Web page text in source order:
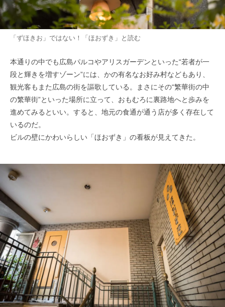
「ずほきお」ではない！「ほおずき」と読む
本通りの中でも広島パルコやアリスガーデンといった“若者が一
段と輝きを増すゾーン”には、かの有名なお好み村などもあり、
観光客もまた広島の街を謳歌している。まさにその“繁華街の中
の繁華街”といった場所に立って、おもむろに裏路地へと歩みを
進めてみるといい。すると、地元の食通が通う店が多く存在して
いるのだ。
ビルの壁にかわいらしい「ほおずき」の看板が見えてきた。